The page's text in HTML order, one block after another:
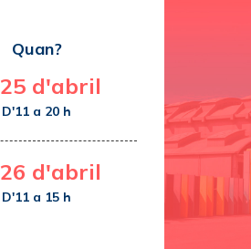
Quan?
25 d'abril
D'11 a 20 h
26 d'abril
D'11 a 15 h